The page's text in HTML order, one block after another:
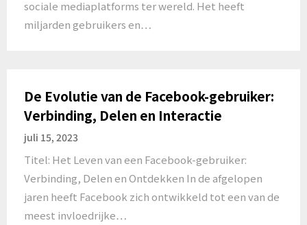
sociale mediaplatforms ter wereld. Het heeft
miljarden gebruikers en…
De Evolutie van de Facebook-gebruiker:
Verbinding, Delen en Interactie
juli 15, 2023
Titel: Het Leven van een Facebook-gebruiker:
Verbinding, Delen en Ontdekken In de afgelopen
jaren heeft Facebook zich ontwikkeld tot een van de
meest invloedrijke…